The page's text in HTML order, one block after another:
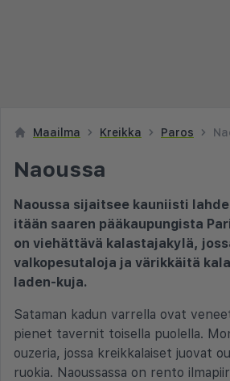
Maailma Kreikka Paros
Naoussa
Naoussa sijaitsee kauniisti
itään saaren pääkaupungista
on viehättävä kalastajakylä,
valkopesutaloja ja värikkäitä
laden-kuja.
Sataman kadun varrella ovat
pienet tavernit toisella puolella.
ouzeria, jossa kreikkalaiset juovat
ruokia. Naoussassa on rento